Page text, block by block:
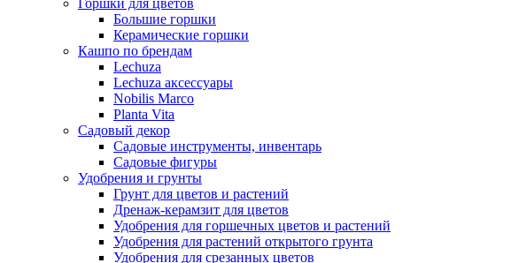
Большие горшки
Керамические горшки
Кашпо по брендам
Lechuza
Lechuza аксессуары
Nobilis Marco
Planta Vita
Садовый декор
Садовые инструменты, инвентарь
Садовые фигуры
Удобрения и грунты
Грунт для цветов и растений
Дренаж-керамзит для цветов
Удобрения для горшечных цветов и растений
Удобрения для растений открытого грунта
Удобрения для срезанных цветов